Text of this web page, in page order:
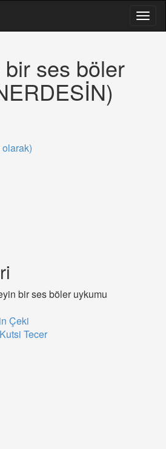
ses böler
bir ses böler uykumu
Çeki
Tecer